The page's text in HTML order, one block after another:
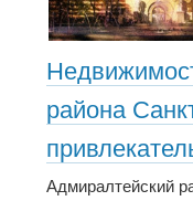
района
Адмиралтейский